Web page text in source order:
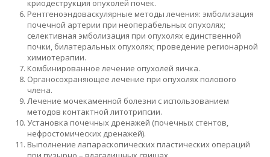
криодеструкция опухолей почек.
Рентгеноэндоваскулярные методы лечения: эмболизация
почечной артерии при неоперабельных опухолях;
селективная эмболизация при опухолях единственной
почки, билатеральных опухолях; проведение регионарной
химиотерапии.
Комбинированное лечение опухолей яичка.
Органосохраняющее лечение при опухолях полового
члена.
Лечение мочекаменной болезни с использованием
методов контактной литотрипсии.
Установка почечных дренажей (почечных стентов,
нефростомических дренажей).
Выполнение лапараскопических пластических операций